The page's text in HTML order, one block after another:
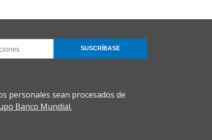
personales sean procesados de
Banco Mundial.
SUSCRÍBASE